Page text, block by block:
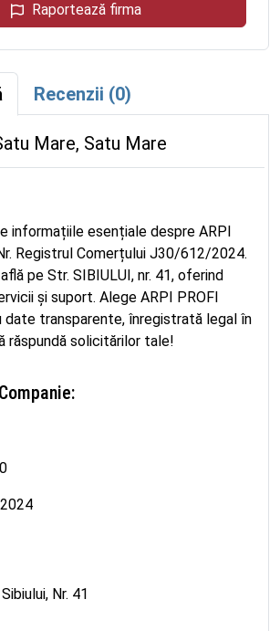
Raportează firma
Recenzii (0)
Mare, Satu Mare
informațiile esențiale despre ARPI
Registrul Comerțului J30/612/2024.
pe Str. SIBIULUI, nr. 41, oferind
și suport. Alege ARPI PROFI
date transparente, înregistrată legal în
răspundă solicitărilor tale!
2024
Nr. 41